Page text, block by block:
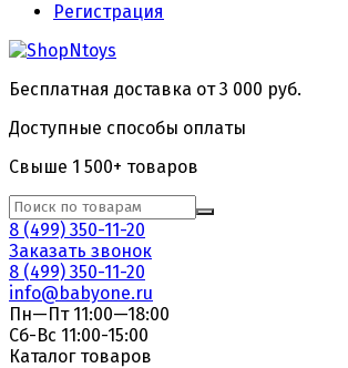
Регистрация
Бесплатная доставка от 3 000 руб.
Доступные способы оплаты
Свыше 1 500+ товаров
8 (499) 350-11-20
Заказать звонок
8 (499) 350-11-20
info@babyone.ru
Пн—Пт 11:00—18:00
Сб-Вс 11:00-15:00
Каталог товаров